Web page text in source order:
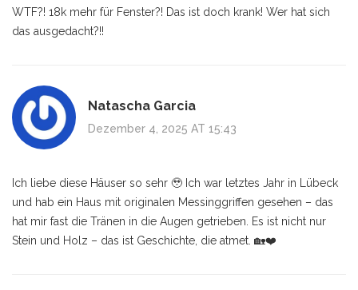
WTF?! 18k mehr für Fenster?! Das ist doch krank! Wer hat sich
das ausgedacht?!!
Natascha Garcia
Dezember 4, 2025 AT 15:43
Ich liebe diese Häuser so sehr 🥹 Ich war letztes Jahr in Lübeck
und hab ein Haus mit originalen Messinggriffen gesehen – das
hat mir fast die Tränen in die Augen getrieben. Es ist nicht nur
Stein und Holz – das ist Geschichte, die atmet. 🏡❤️